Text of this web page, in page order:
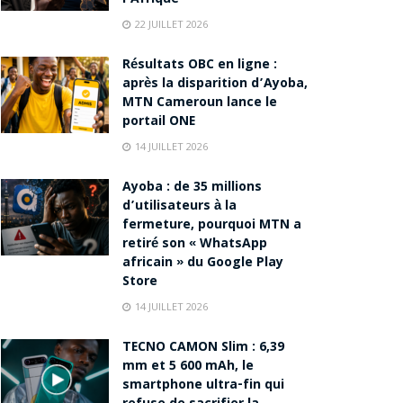
22 JUILLET 2026
Résultats OBC en ligne :
après la disparition d’Ayoba,
MTN Cameroun lance le
portail ONE
14 JUILLET 2026
Ayoba : de 35 millions
d’utilisateurs à la
fermeture, pourquoi MTN a
retiré son « WhatsApp
africain » du Google Play
Store
14 JUILLET 2026
TECNO CAMON Slim : 6,39
mm et 5 600 mAh, le
smartphone ultra-fin qui